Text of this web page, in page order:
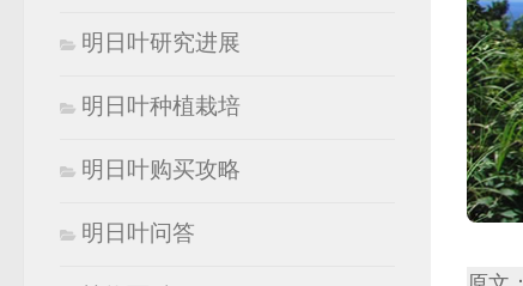
明日叶研究进展
明日叶种植栽培
明日叶购买攻略
明日叶问答